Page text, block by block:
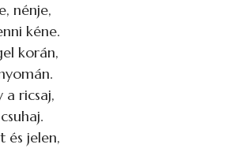
nénje,
kéne.
korán,
a ricsaj,
és jelen,